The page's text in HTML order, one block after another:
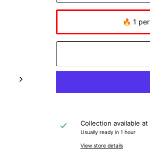
🔥 1
Collection available at
Usually ready in 1 hour
View store details